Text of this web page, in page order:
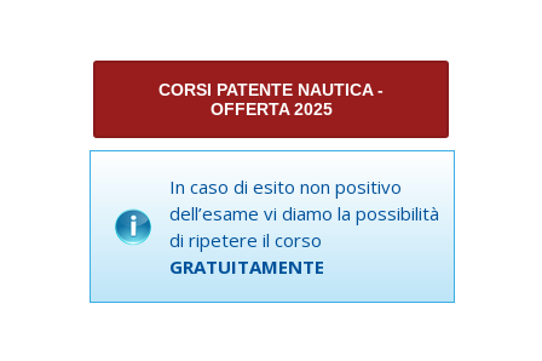
CORSI PATENTE NAUTICA -
OFFERTA 2025
In caso di esito non positivo
dell’esame vi diamo la possibilità
di ripetere il corso
GRATUITAMENTE